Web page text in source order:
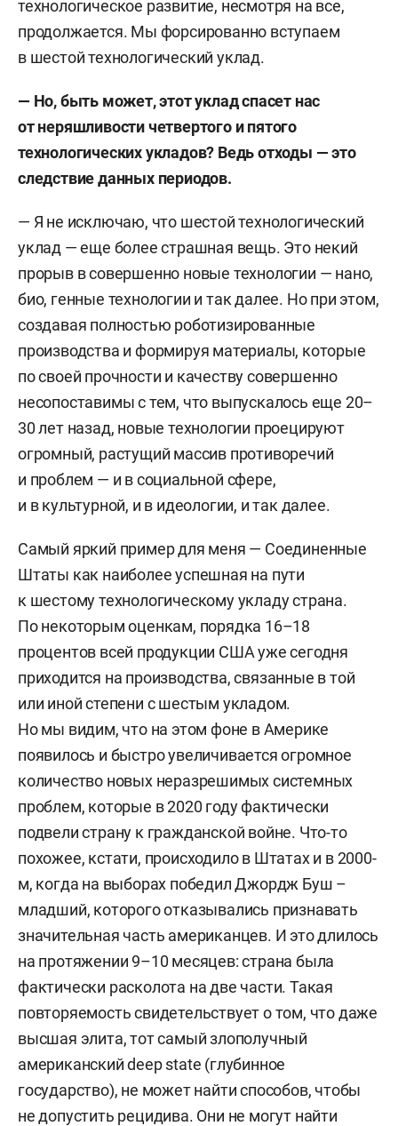
технологическое развитие, несмотря на все,
продолжается. Мы форсированно вступаем
в шестой технологический уклад.
— Но, быть может, этот уклад спасет нас
от неряшливости четвертого и пятого
технологических укладов? Ведь отходы — это
следствие данных периодов.
— Я не исключаю, что шестой технологический
уклад — еще более страшная вещь. Это некий
прорыв в совершенно новые технологии — нано,
био, генные технологии и так далее. Но при этом,
создавая полностью роботизированные
производства и формируя материалы, которые
по своей прочности и качеству совершенно
несопоставимы с тем, что выпускалось еще 20–
30 лет назад, новые технологии проецируют
огромный, растущий массив противоречий
и проблем — и в социальной сфере,
и в культурной, и в идеологии, и так далее.
Самый яркий пример для меня — Соединенные
Штаты как наиболее успешная на пути
к шестому технологическому укладу страна.
По некоторым оценкам, порядка 16–18
процентов всей продукции США уже сегодня
приходится на производства, связанные в той
или иной степени с шестым укладом.
Но мы видим, что на этом фоне в Америке
появилось и быстро увеличивается огромное
количество новых неразрешимых системных
проблем, которые в 2020 году фактически
подвели страну к гражданской войне. Что-то
похожее, кстати, происходило в Штатах и в 2000-
м, когда на выборах победил Джордж Буш –
младший, которого отказывались признавать
значительная часть американцев. И это длилось
на протяжении 9–10 месяцев: страна была
фактически расколота на две части. Такая
повторяемость свидетельствует о том, что даже
высшая элита, тот самый злополучный
американский deep state (глубинное
государство), не может найти способов, чтобы
не допустить рецидива. Они не могут найти